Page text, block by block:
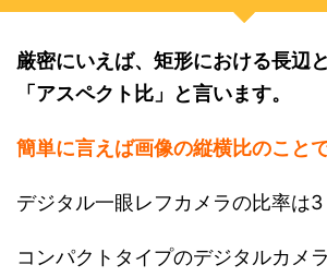
厳密にいえば、矩形における長辺
「アスペクト比」と言います。
簡単に言えば画像の縦横比のことで
デジタル一眼レフカメラの比率は3
コンパクトタイプのデジタルカメ